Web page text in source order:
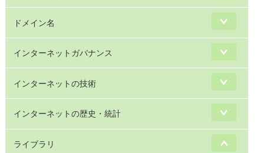
ドメイン名
インターネットガバナンス
インターネットの技術
インターネットの歴史・統計
ライブラリ